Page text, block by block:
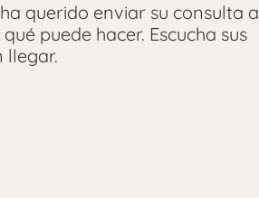
querido enviar su consulta a
puede hacer. Escucha sus
llegar.